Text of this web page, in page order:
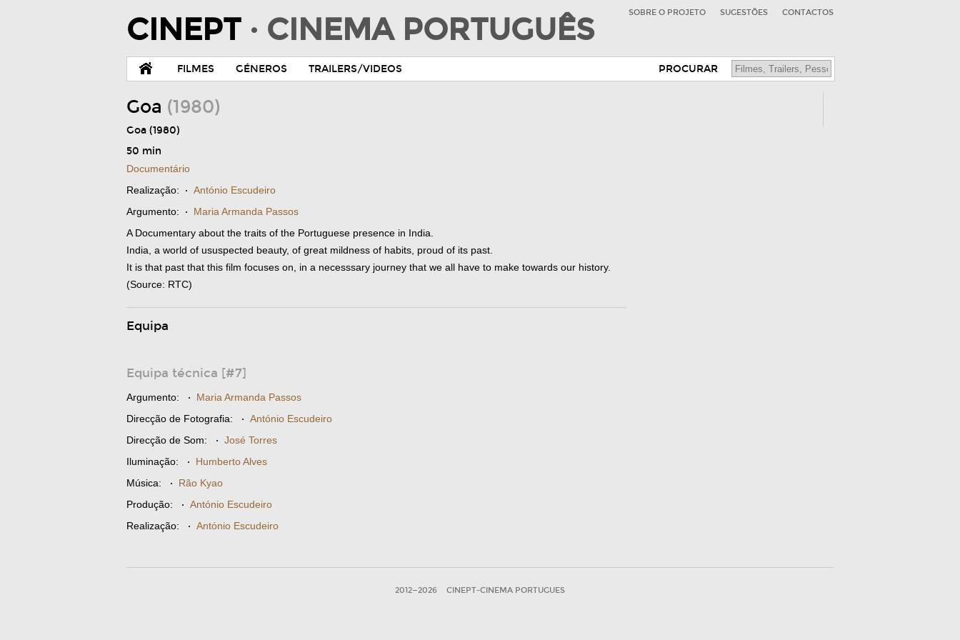
CINEPT · CINEMA PORTUGUÊS SOBRE O PROJETO SUGESTÕES CONTACTOS
FILMES GÉNEROS TRAILERS/VIDEOS PROCURAR
Goa (1980)
Goa (1980)
50 min
Documentário
Realização: · António Escudeiro
Argumento: · Maria Armanda Passos
A Documentary about the traits of the Portuguese presence in India.
India, a world of ususpected beauty, of great mildness of habits, proud of its past.
It is that past that this film focuses on, in a necesssary journey that we all have to make towards our history.
(Source: RTC)
Equipa
Equipa técnica [#7]
Argumento: · Maria Armanda Passos
Direcção de Fotografia: · António Escudeiro
Direcção de Som: · José Torres
Iluminação: · Humberto Alves
Música: · Rão Kyao
Produção: · António Escudeiro
Realização: · António Escudeiro
2012—2026 CINEPT-CINEMA PORTUGUES